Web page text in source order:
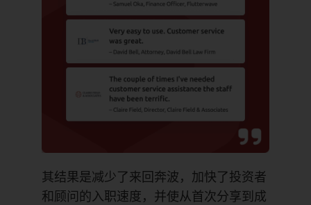
其结果是减少了来回奔波，加快了投资者
和顾问的入职速度，并使从首次分享到成